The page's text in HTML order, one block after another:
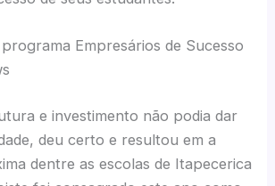
Empresários de Sucesso
e investimento não podia dar
deu certo e resultou em a
dentre as escolas de Itapecerica